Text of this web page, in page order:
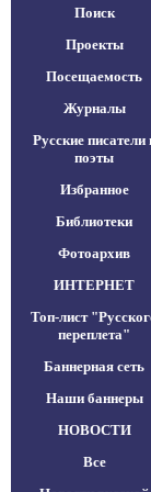
Поиск
Проекты
Посещаемость
Журналы
Русские писатели
поэты
Избранное
Библиотеки
Фотоархив
ИНТЕРНЕТ
Топ-лист
переплета"
Баннерная сеть
Наши баннеры
НОВОСТИ
Все